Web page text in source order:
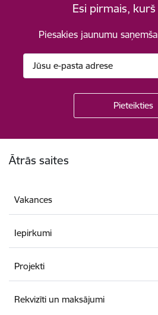
Esi pirmais, kurš
Piesakies jaunumu
Ātrās saites
Vakances
Iepirkumi
Projekti
Rekvizīti un maksājumi